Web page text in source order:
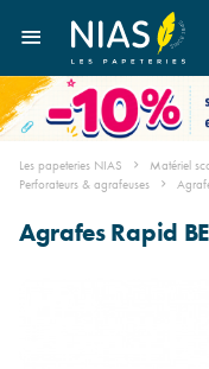
Les papeteries NIAS Matériel
Perforateurs & agrafeuses
Agrafes Rapid